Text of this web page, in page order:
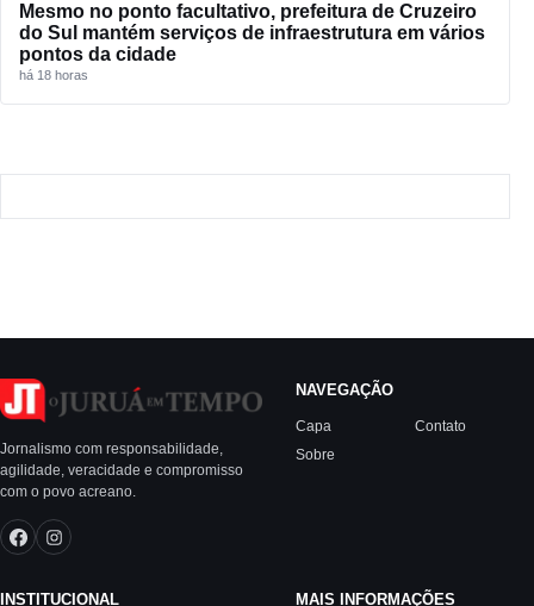
Mesmo no ponto facultativo, prefeitura de Cruzeiro
do Sul mantém serviços de infraestrutura em vários
pontos da cidade
há 18 horas
Jornalismo com responsabilidade,
agilidade, veracidade e compromisso
com o povo acreano.
NAVEGAÇÃO
Capa
Sobre
Contato
INSTITUCIONAL MAIS INFORMAÇÕES